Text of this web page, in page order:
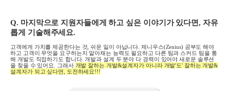
Q. 마지막으로 지원자들에게 하고 싶은 이야기가 있다면, 자유
롭게 기술해주세요.
고객에게 가치를 제공한다는 것 ,쉬운 일이 아닙니다 .제니우스(Zenius) 공부도 해야
하고 고객이 무엇을 요구하는지 알아채는 능력도 필요하고 다른 팀과 스커드 팀을 통
해 개발도 직접하기도 합니다. 개발과 설계 두 분야 다 경력이 있어야 새로운 솔루션
을 찾을 수 있어요
그래서 개발 잘하는 개발&설계자가 아니라 개발'도' 잘하는 개발&
설계자가 되고 싶다면,
도전하세요!!!